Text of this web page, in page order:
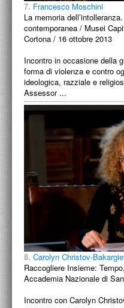
7. Francesco Moschini
La memoria
contemporanea / Musei
Cortona / 16 ottobre 2013
Incontro in occasione della
forma di violenza e contro
ideologica, razziale e
Assessor ...
8. Carolyn Christov-
Raccogliere Insieme:
Accademia Nazionale di
Incontro con Carolyn